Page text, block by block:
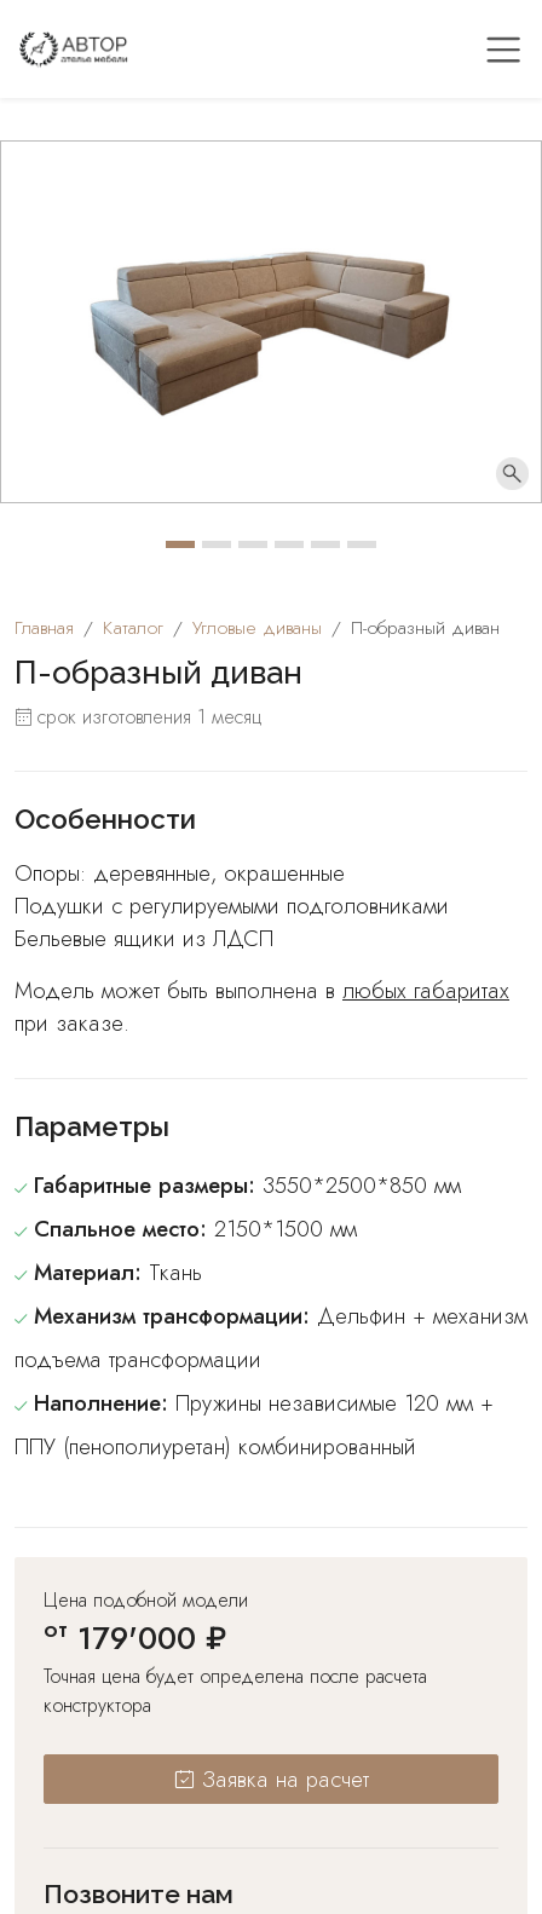
Главная Каталог Угловые диваны П-образный диван
П-образный диван
срок изготовления 1 месяц
Особенности
Опоры: деревянные, окрашенные
Подушки с регулируемыми подголовниками
Бельевые ящики из ЛДСП
Модель может быть выполнена в любых габаритах
при заказе.
Параметры
Габаритные размеры: 3550*2500*850 мм
Спальное место: 2150*1500 мм
Материал: Ткань
Механизм трансформации: Дельфин + механизм
подъема трансформации
Наполнение: Пружины независимые 120 мм +
ППУ (пенополиуретан) комбинированный
Цена подобной модели
от 179'000 ₽
Точная цена будет определена после расчета
конструктора
Заявка на расчет
Позвоните нам